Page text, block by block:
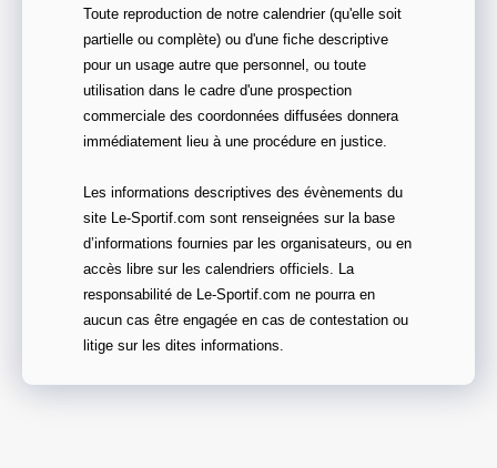
Toute reproduction de notre calendrier (qu'elle soit
partielle ou complète) ou d'une fiche descriptive
pour un usage autre que personnel, ou toute
utilisation dans le cadre d'une prospection
commerciale des coordonnées diffusées donnera
immédiatement lieu à une procédure en justice.
Les informations descriptives des évènements du
site Le-Sportif.com sont renseignées sur la base
d’informations fournies par les organisateurs, ou en
accès libre sur les calendriers officiels. La
responsabilité de Le-Sportif.com ne pourra en
aucun cas être engagée en cas de contestation ou
litige sur les dites informations.